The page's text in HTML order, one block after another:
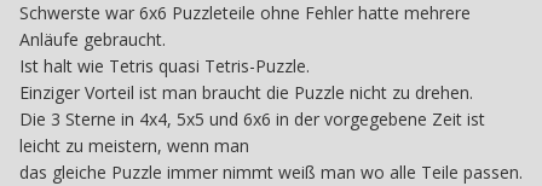
Schwerste war 6x6 Puzzleteile ohne Fehler hatte mehrere
Anläufe gebraucht.
Ist halt wie Tetris quasi Tetris-Puzzle.
Einziger Vorteil ist man braucht die Puzzle nicht zu drehen.
Die 3 Sterne in 4x4, 5x5 und 6x6 in der vorgegebene Zeit ist
leicht zu meistern, wenn man
das gleiche Puzzle immer nimmt weiß man wo alle Teile passen.